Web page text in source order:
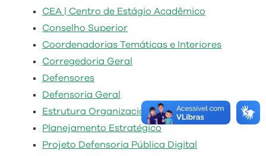
CEA | Centro de Estágio Acadêmico
Conselho Superior
Coordenadorias Temáticas e Interiores
Corregedoria Geral
Defensores
Defensoria Geral
Estrutura Organizacional
Planejamento Estratégico
Projeto Defensoria Pública Digital